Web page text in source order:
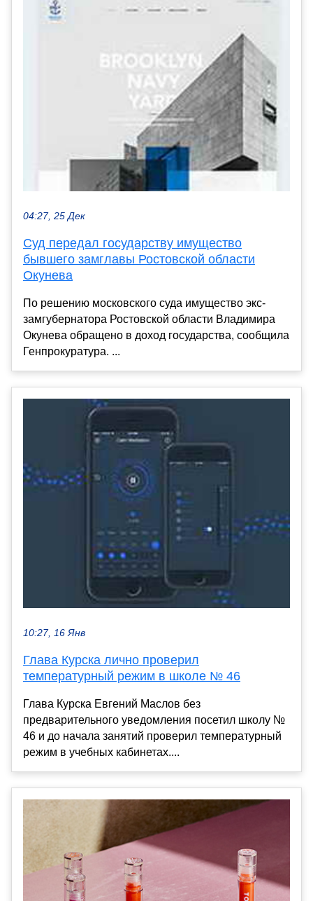
04:27, 25 Дек
Суд передал государству имущество
бывшего замглавы Ростовской области
Окунева
По решению московского суда имущество экс-
замгубернатора Ростовской области Владимира
Окунева обращено в доход государства, сообщила
Генпрокуратура. ...
10:27, 16 Янв
Глава Курска лично проверил
температурный режим в школе № 46
Глава Курска Евгений Маслов без
предварительного уведомления посетил школу №
46 и до начала занятий проверил температурный
режим в учебных кабинетах....